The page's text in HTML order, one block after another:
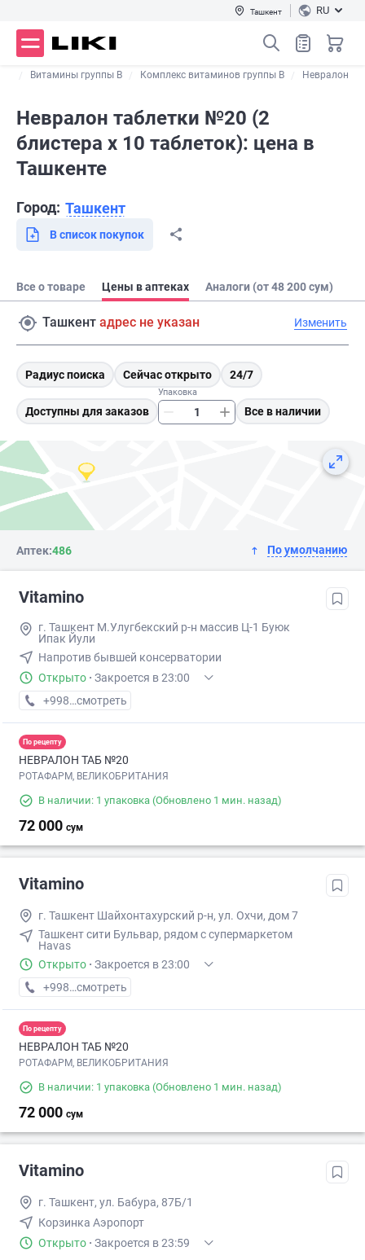
Ташкент RU
Витамины группы В Комплекс витаминов группы B Невралон
Невралон таблетки №20 (2
блистера х 10 таблеток): цена в
Ташкенте
Город: Ташкент
В список покупок
Все о товаре Цены в аптеках Аналоги (от 48 200 сум)
Ташкент адрес не указан Изменить
Радиус поиска Сейчас открыто 24/7
Доступны для заказов
Упаковка
Все в наличии
Аптек:486 По умолчанию
Vitamino
г. Ташкент М.Улугбекский р-н массив Ц-1 Буюк
Ипак Йули
Напротив бывшей консерватории
Открыто · Закроется в 23:00
+998 (95) XXX-XX-XX
смотреть
По рецепту
НЕВРАЛОН ТАБ №20
РОТАФАРМ, ВЕЛИКОБРИТАНИЯ
В наличии: 1 упаковка (Обновлено 1 мин. назад)
72 000 сум
Vitamino
г. Ташкент Шайхонтахурский р-н, ул. Охчи, дом 7
Ташкент сити Бульвар, рядом с супермаркетом
Havas
Открыто · Закроется в 23:00
+998 (95) XXX-XX-XX
смотреть
По рецепту
НЕВРАЛОН ТАБ №20
РОТАФАРМ, ВЕЛИКОБРИТАНИЯ
В наличии: 1 упаковка (Обновлено 1 мин. назад)
72 000 сум
Vitamino
г. Ташкент, ул. Бабура, 87Б/1
Корзинка Аэропорт
Открыто · Закроется в 23:59